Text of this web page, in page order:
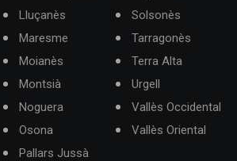
Lluçanès
Maresme
Moianès
Montsià
Noguera
Osona
Pallars Jussà
Solsonès
Tarragonès
Terra Alta
Urgell
Vallès Occidental
Vallès Oriental